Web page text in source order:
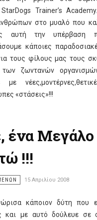
Trainer’s
στο μυαλό που
αυτή την υπέρβαση
κάποιες
τους φίλους μας τους
των ζωντανών
με
«στάσεις»!!!
ένα Mεγάλο
!!!
15 Απριλίου 2008
κάποιον δύτη που
και με αυτό δούλευε σε